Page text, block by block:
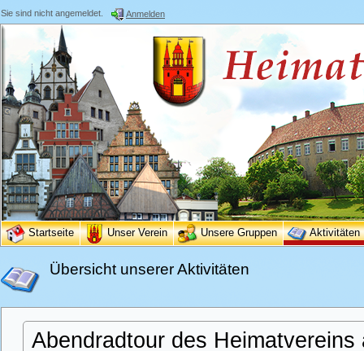
Sie sind nicht angemeldet. Anmelden
Startseite Unser Verein Unsere Gruppen Aktivitäten
Übersicht unserer Aktivitäten
Abendradtour des Heimatvereins